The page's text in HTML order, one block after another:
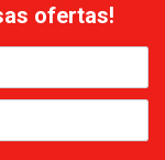
ofertas!